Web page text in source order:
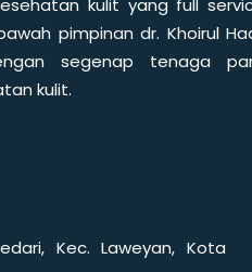
kulit yang full
pimpinan dr. Khoirul
segenap tenaga
kulit.
Kec. Laweyan, Kota